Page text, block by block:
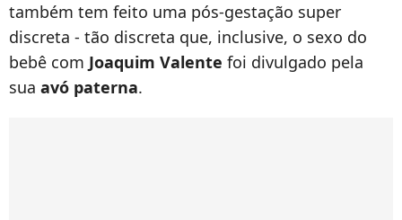
também tem feito uma pós-gestação super
discreta - tão discreta que, inclusive, o sexo do
bebê com Joaquim Valente foi divulgado pela
sua avó paterna.